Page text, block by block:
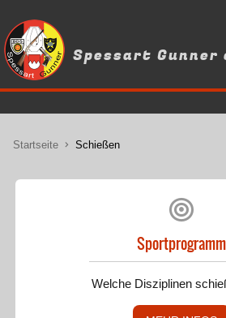
Spessart Gunner
Startseite Schießen
Sportprogramm
Welche Disziplinen